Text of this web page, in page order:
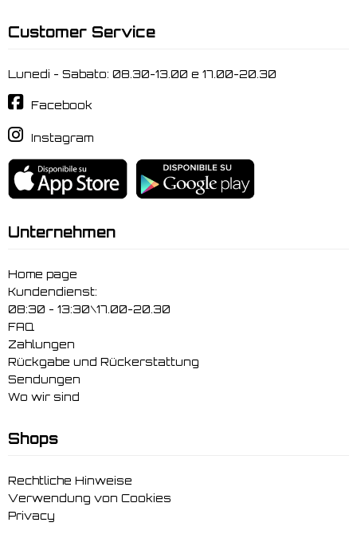
Customer Service
Lunedi - Sabato: 08.30-13.00 e 17.00-20.30
Facebook
Instagram
Unternehmen
Home page
Kundendienst:
08:30 - 13:30\17.00-20.30
FAQ
Zahlungen
Rückgabe und Rückerstattung
Sendungen
Wo wir sind
Shops
Rechtliche Hinweise
Verwendung von Cookies
Privacy